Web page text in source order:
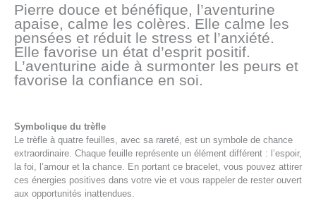
Pierre douce et bénéfique, l’aventurine
apaise, calme les colères. Elle calme les
pensées et réduit le stress et l’anxiété.
Elle favorise un état d’esprit positif.
L’aventurine aide à surmonter les peurs et
favorise la confiance en soi.
Symbolique du trèfle
Le trèfle à quatre feuilles, avec sa rareté, est un symbole de chance
extraordinaire. Chaque feuille représente un élément différent : l’espoir,
la foi, l’amour et la chance. En portant ce bracelet, vous pouvez attirer
ces énergies positives dans votre vie et vous rappeler de rester ouvert
aux opportunités inattendues.